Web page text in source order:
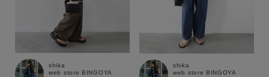
この条件で絞り込む
shika
web store BINGOYA
shika
web store BINGOYA